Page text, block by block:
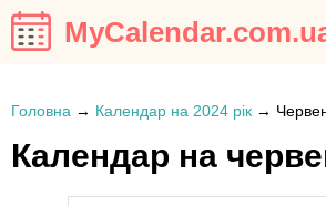
Головна → Календар на 2024 рік →
Календар на